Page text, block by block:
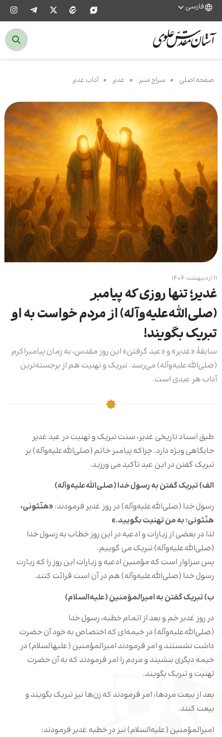
فارسی
صفحه اصلی سراج منیر غدیر آداب غدیر
۱۱ اردیبهشت ۱۴۰۴
غدیر؛ تنها روزی که پیامبر
(صلى‌الله‌علیه‌وآله) از مردم خواست به او
تبریک بگویند!
سابقۀ «غدیر» و «عید گرفتن» این روز مقدس، به زمان پیامبراکرم
(صلى‌الله‌عليه‌وآله) مى‌رسد. تبریک و تهنیت هم از برجسته‌ترین
آداب هر عیدى است.
طبق اسناد تاریخی غدیر، سنت تبریک و تهنیت در عید غدیر
جایگاهى ویژه دارد. چراکه پیامبر خاتم (صلى‌الله‌علیه‌وآله) بر
تبریک گفتن در این عید تأکید مى ورزید.
الف) تبریک گفتن به رسول خدا (صلى‌الله‌علیه‌وآله)
رسول‏ خدا (صلى‌الله‌علیه‌وآله) در روز غدیر فرمودند: «هنّئونى،
هنّئونى: به من تهنیت بگویید.»
لذا در بعضى از زیارات و ادعیه در این روز خطاب به رسول‏ خدا
(صلى‌الله‌علیه‌وآله) تبریک مى‏ گوییم.
پس سزاوار است که مؤمنین ادعیه و زیارات این روز را که زیارت
رسول‏ خدا (صلى‌الله‌علیه‌وآله) هم در آن است قرائت کنند.
ب) تبریک گفتن به امیرالمؤمنین‏ (علیه‌السلام)
در روز غدیر خم و بعد از اتمام خطبه، رسول‏ خدا
(صلى‌الله‌علیه‌وآله) در خیمه‌اى که اختصاص به خود آن حضرت
داشت نشستند و امر فرمودند امیرالمؤمنین‏ (علیه‍السلام) در
خیمه دیگرى بنشیند و مردم را امر فرمودند که به آن حضرت
تهنیت و تبریک بگویند.
بعد از بیعت مردها، امر فرمودند که زن‏‌ها نیز تبریک بگویند و
بیعت کنند.
امیرالمؤمنین‏ (علیه‌السلام) نیز در خطبه غدیر فرمودند: